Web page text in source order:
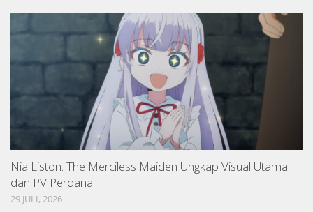
Nia Liston: The Merciless Maiden Ungkap Visual Utama
dan PV Perdana
29 JULI, 2026